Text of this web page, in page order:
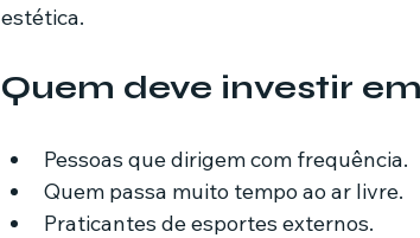
estética.
Quem deve investir
Pessoas que dirigem com frequência.
Quem passa muito tempo ao ar livre.
Praticantes de esportes externos.